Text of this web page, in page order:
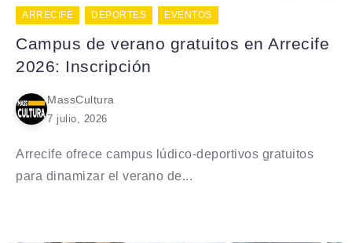
ARRECIFE DEPORTES EVENTOS
Campus de verano gratuitos en Arrecife
2026: Inscripción
MassCultura
7 julio, 2026
Arrecife ofrece campus lúdico-deportivos gratuitos
para dinamizar el verano de...